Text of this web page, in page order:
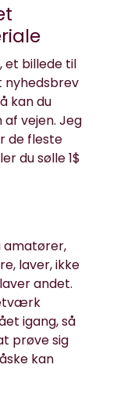
et billede til
nyhedsbrev
kan du
vejen. Jeg
de fleste
du sølle 1$
amatører,
laver, ikke
andet.
igang, så
prøve sig
kan